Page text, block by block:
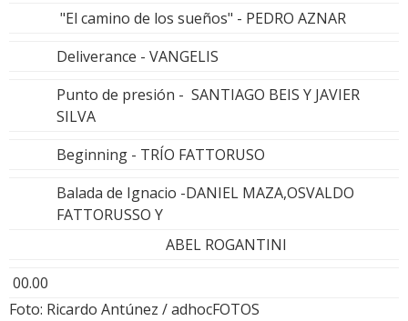
"El camino de los sueños" - PEDRO AZNAR
Deliverance - VANGELIS
Punto de presión - SANTIAGO BEIS Y JAVIER
SILVA
Beginning - TRÍO FATTORUSO
Balada de Ignacio -DANIEL MAZA,OSVALDO
FATTORUSSO Y
ABEL ROGANTINI
00.00
Foto: Ricardo Antúnez / adhocFOTOS